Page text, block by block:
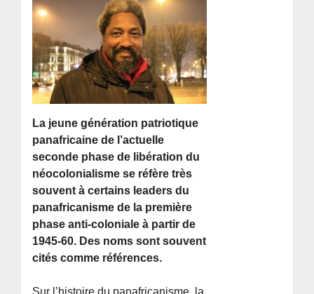
La jeune génération patriotique
panafricaine de l’actuelle
seconde phase de libération du
néocolonialisme se réfère très
souvent à certains leaders du
panafricanisme de la première
phase anti-coloniale à partir de
1945-60. Des noms sont souvent
cités comme références.
Sur l’histoire du panafricanisme, la